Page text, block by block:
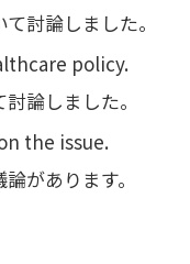
討論しました。
policy.
論しました。
the issue.
があります。